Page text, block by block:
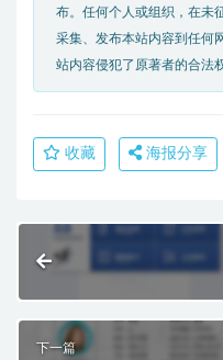
布。任何个人或组织，在未
采集、发布本站内容到任何
站内容侵犯了原著者的合法
收藏 海报分享
下一篇